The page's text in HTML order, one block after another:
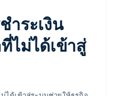
ำระเงิน
ไม่ได้เข้าสู่